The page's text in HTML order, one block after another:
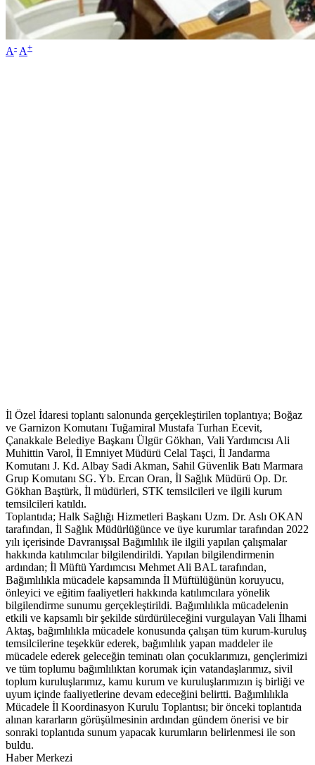
A- A+
İl Özel İdaresi toplantı salonunda gerçekleştirilen toplantıya; Boğaz
ve Garnizon Komutanı Tuğamiral Mustafa Turhan Ecevit,
Çanakkale Belediye Başkanı Ülgür Gökhan, Vali Yardımcısı Ali
Muhittin Varol, İl Emniyet Müdürü Celal Taşci, İl Jandarma
Komutanı J. Kd. Albay Sadi Akman, Sahil Güvenlik Batı Marmara
Grup Komutanı SG. Yb. Ercan Oran, İl Sağlık Müdürü Op. Dr.
Gökhan Baştürk, İl müdürleri, STK temsilcileri ve ilgili kurum
temsilcileri katıldı.
Toplantıda; Halk Sağlığı Hizmetleri Başkanı Uzm. Dr. Aslı OKAN
tarafından, İl Sağlık Müdürlüğünce ve üye kurumlar tarafından 2022
yılı içerisinde Davranışsal Bağımlılık ile ilgili yapılan çalışmalar
hakkında katılımcılar bilgilendirildi. Yapılan bilgilendirmenin
ardından; İl Müftü Yardımcısı Mehmet Ali BAL tarafından,
Bağımlılıkla mücadele kapsamında İl Müftülüğünün koruyucu,
önleyici ve eğitim faaliyetleri hakkında katılımcılara yönelik
bilgilendirme sunumu gerçekleştirildi. Bağımlılıkla mücadelenin
etkili ve kapsamlı bir şekilde sürdürüleceğini vurgulayan Vali İlhami
Aktaş, bağımlılıkla mücadele konusunda çalışan tüm kurum-kuruluş
temsilcilerine teşekkür ederek, bağımlılık yapan maddeler ile
mücadele ederek geleceğin teminatı olan çocuklarımızı, gençlerimizi
ve tüm toplumu bağımlılıktan korumak için vatandaşlarımız, sivil
toplum kuruluşlarımız, kamu kurum ve kuruluşlarımızın iş birliği ve
uyum içinde faaliyetlerine devam edeceğini belirtti. Bağımlılıkla
Mücadele İl Koordinasyon Kurulu Toplantısı; bir önceki toplantıda
alınan kararların görüşülmesinin ardından gündem önerisi ve bir
sonraki toplantıda sunum yapacak kurumların belirlenmesi ile son
buldu.
Haber Merkezi